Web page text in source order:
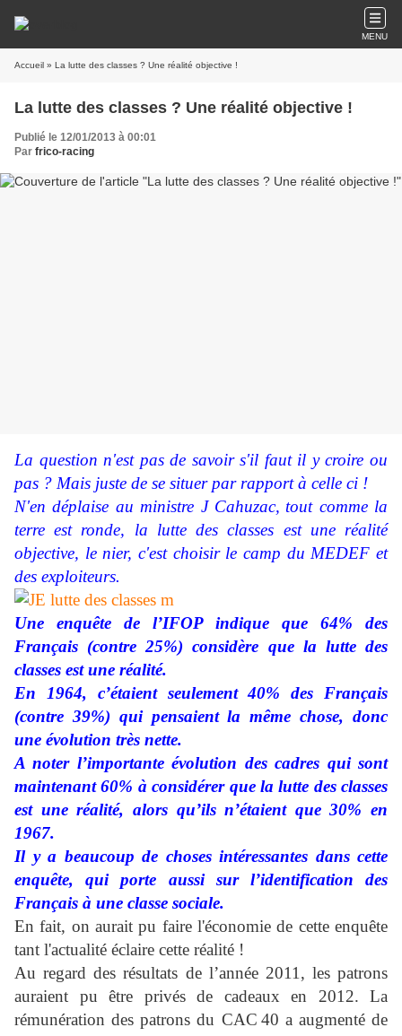
MENU
Accueil » La lutte des classes ? Une réalité objective !
La lutte des classes ? Une réalité objective !
Publié le 12/01/2013 à 00:01
Par frico-racing
La question n'est pas de savoir s'il faut il y croire ou
pas ? Mais juste de se situer par rapport à celle ci !
N'en déplaise au ministre J Cahuzac, tout comme la
terre est ronde, la lutte des classes est une réalité
objective, le nier, c'est choisir le camp du MEDEF et
des exploiteurs.
Une enquête de l’IFOP indique que 64% des
Français (contre 25%) considère que la lutte des
classes est une réalité.
En 1964, c’étaient seulement 40% des Français
(contre 39%) qui pensaient la même chose, donc
une évolution très nette.
A noter l’importante évolution des cadres qui sont
maintenant 60% à considérer que la lutte des classes
est une réalité, alors qu’ils n’étaient que 30% en
1967.
Il y a beaucoup de choses intéressantes dans cette
enquête, qui porte aussi sur l’identification des
Français à une classe sociale.
En fait, on aurait pu faire l'économie de cette enquête
tant l'actualité éclaire cette réalité !
Au regard des résultats de l’année 2011, les patrons
auraient pu être privés de cadeaux en 2012. La
rémunération des patrons du CAC 40 a augmenté de